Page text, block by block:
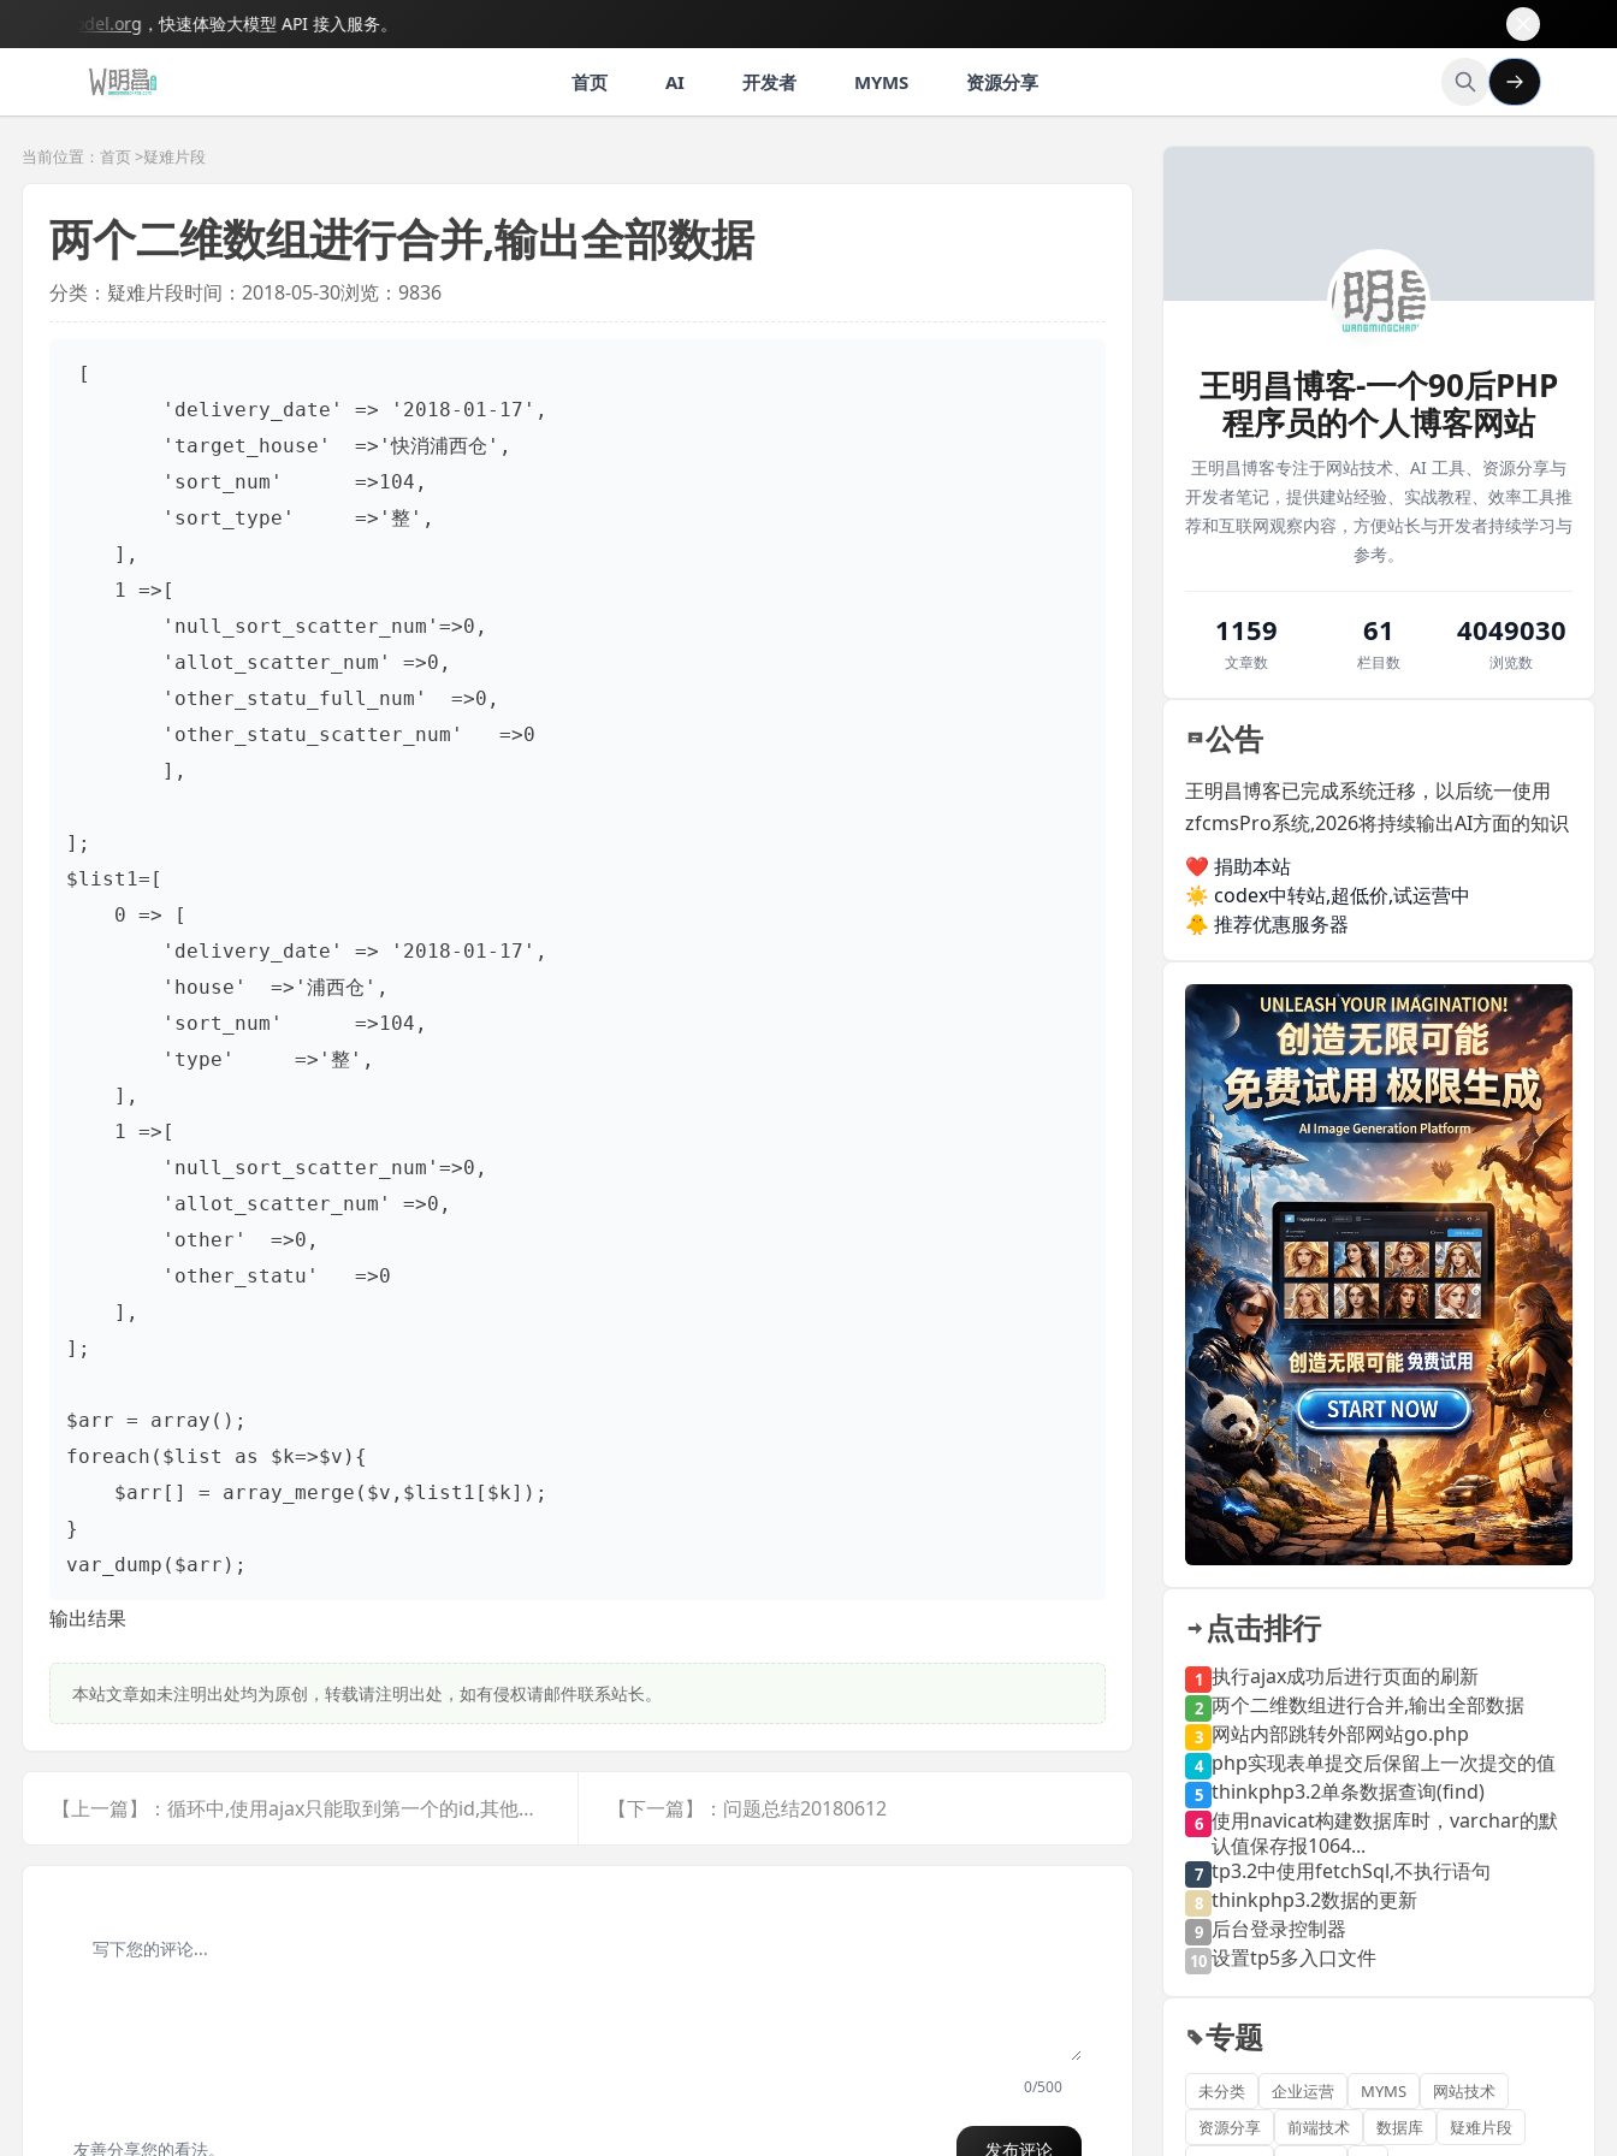
，快速体验大模型 API 接入服务。
首页 AI 开发者 MYMS 资源分享
当前位置：首页 >疑难片段
两个二维数组进行合并,输出全部数据
分类：疑难片段时间：2018-05-30浏览：9836
];
$list1=[
];
$arr = array();
foreach($list as $k=>$v){
}
var_dump($arr);
输出结果
本站文章如未注明出处均为原创，转载请注明出处，如有侵权请邮件联系站长。
【上一篇】：循环中,使用ajax只能取到第一个的id,其他取不到 【下一篇】：问题总结20180612
0/500
友善分享您的看法。 发布评论
王明昌博客-一个90后PHP
程序员的个人博客网站
王明昌博客专注于网站技术、AI 工具、资源分享与
开发者笔记，提供建站经验、实战教程、效率工具推
荐和互联网观察内容，方便站长与开发者持续学习与
参考。
1159
文章数
61
栏目数
4049030
浏览数
公告
王明昌博客已完成系统迁移，以后统一使用
zfcmsPro系统,2026将持续输出AI方面的知识
❤️ 捐助本站
☀️ codex中转站,超低价,试运营中
🐥 推荐优惠服务器
点击排行
1 执行ajax成功后进行页面的刷新
2 两个二维数组进行合并,输出全部数据
3 网站内部跳转外部网站go.php
4 php实现表单提交后保留上一次提交的值
5 thinkphp3.2单条数据查询(find)
6 使用navicat构建数据库时，varchar的默
认值保存报1064...
7 tp3.2中使用fetchSql,不执行语句
8 thinkphp3.2数据的更新
9 后台登录控制器
10 设置tp5多入口文件
专题
未分类 企业运营 MYMS
网站技术
资源分享
前端技术 数据库
疑难片段